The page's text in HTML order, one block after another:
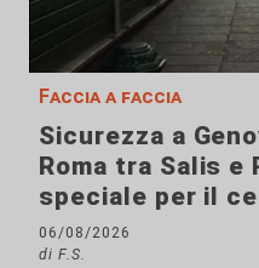
Faccia a faccia
Sicurezza a
Roma tra Salis e
speciale per il
06/08/2026
di F.S.